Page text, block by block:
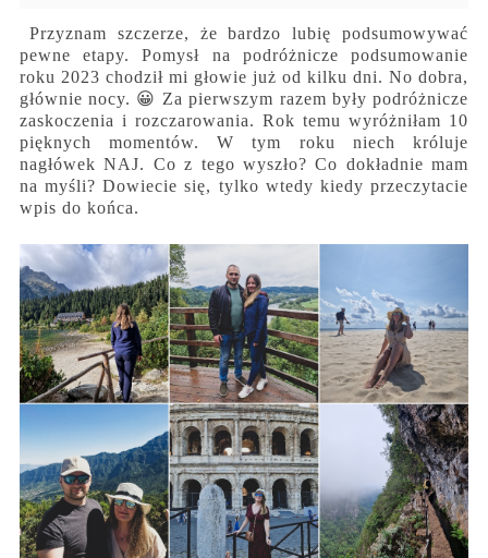
Przyznam szczerze, że bardzo lubię podsumowywać
pewne etapy. Pomysł na podróżnicze podsumowanie
roku 2023 chodził mi głowie już od kilku dni. No dobra,
głównie nocy. 😀 Za pierwszym razem były podróżnicze
zaskoczenia i rozczarowania. Rok temu wyróżniłam 10
pięknych momentów. W tym roku niech króluje
nagłówek NAJ. Co z tego wyszło? Co dokładnie mam
na myśli? Dowiecie się, tylko wtedy kiedy przeczytacie
wpis do końca.